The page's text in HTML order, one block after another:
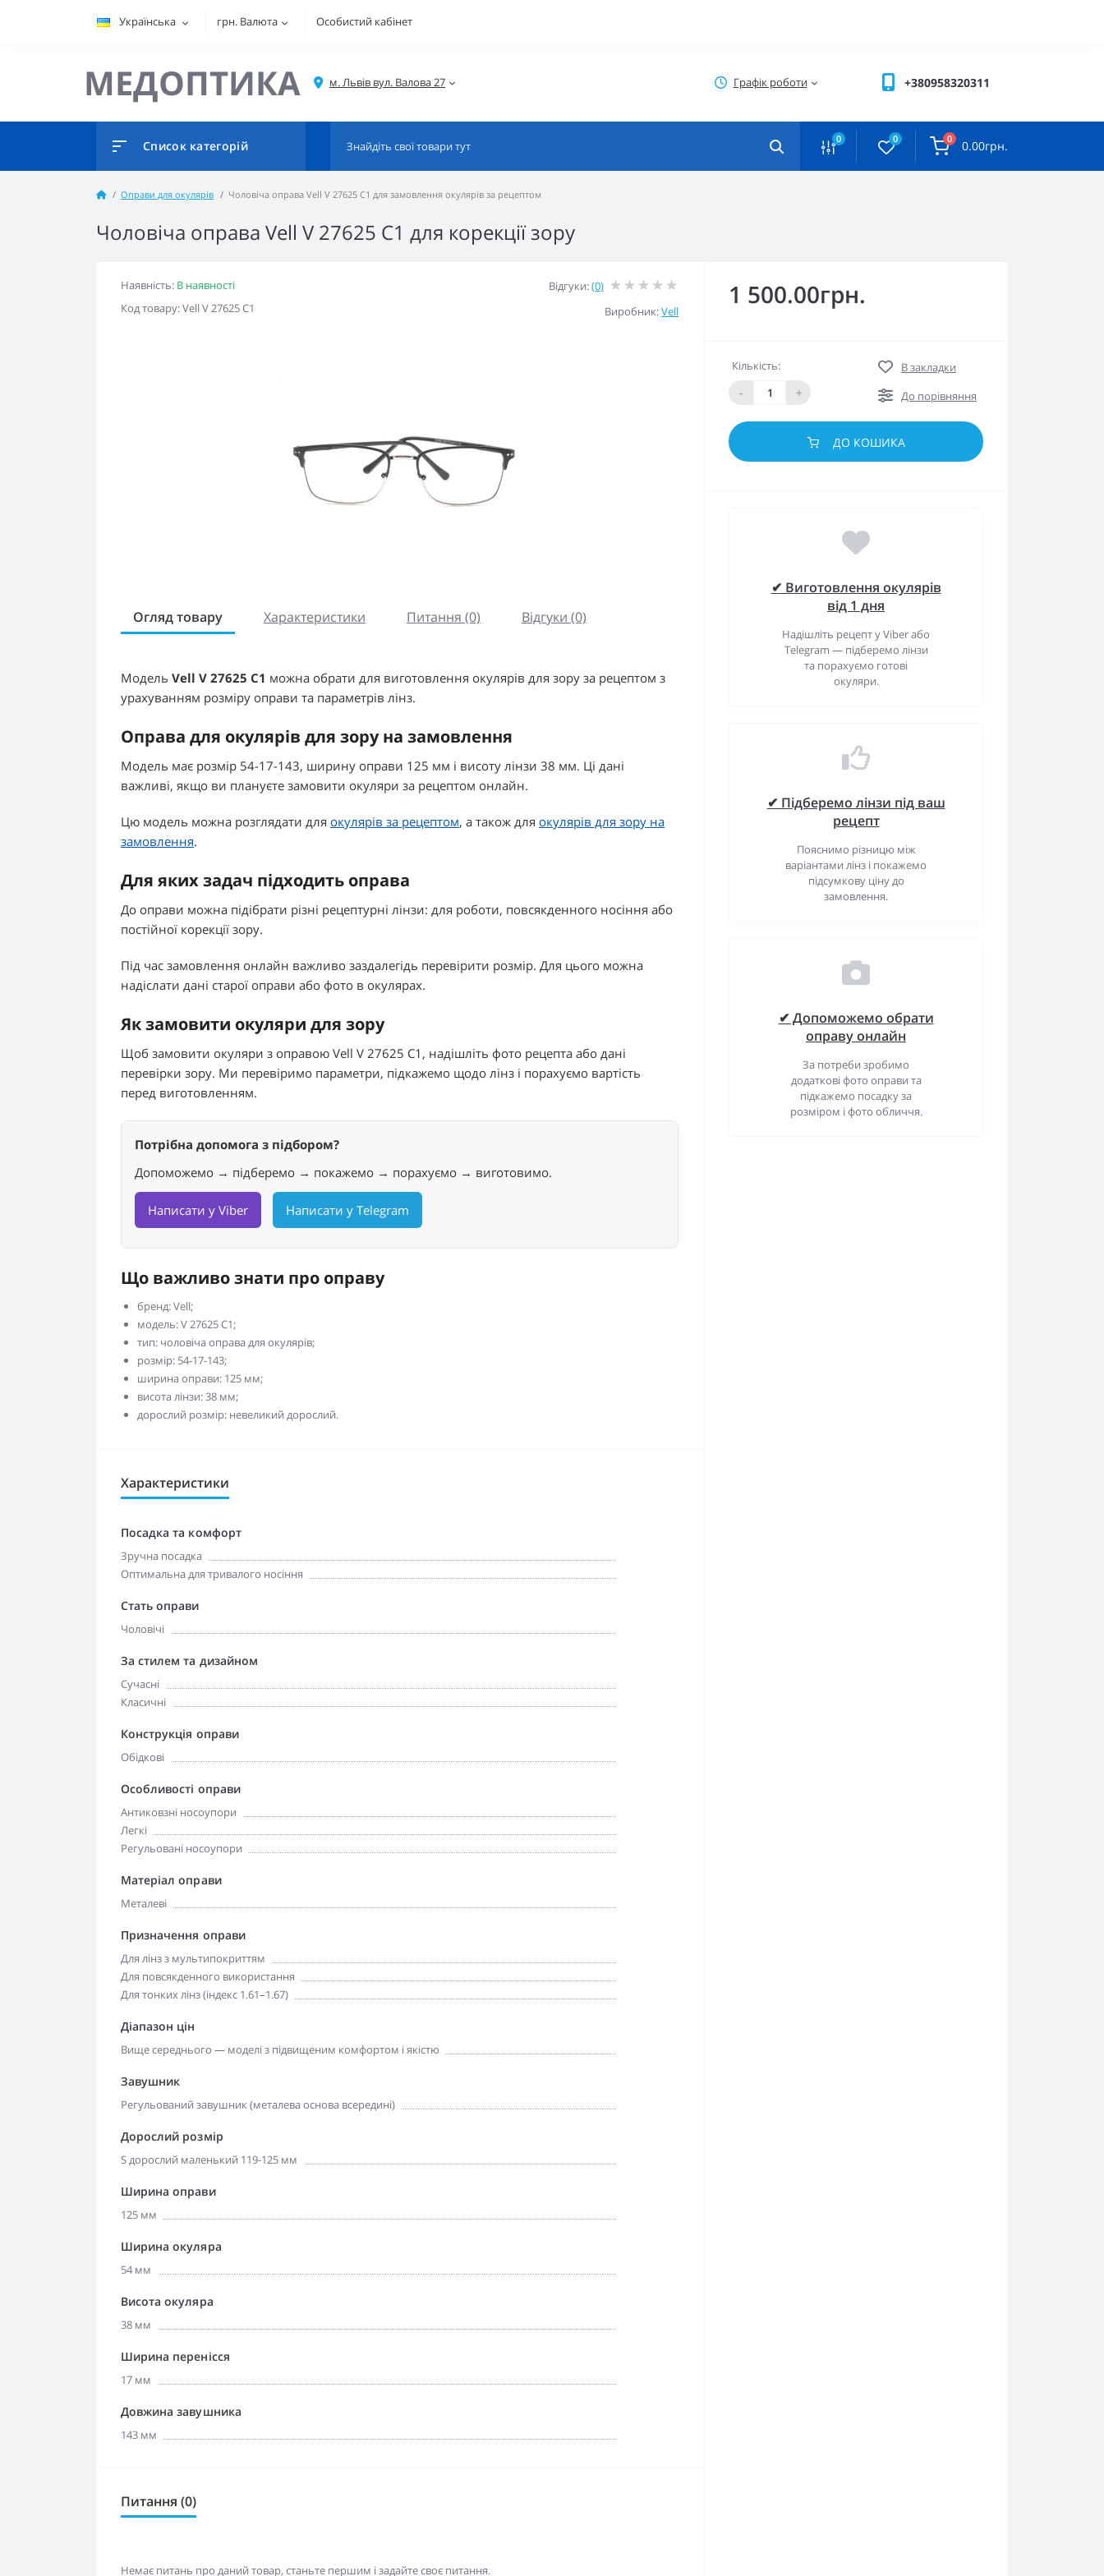
Українська грн. Валюта Особистий кабінет
МЕДОПТИКА Графік роботи +380958320311
Список категорій 0 0 0 0.00грн.
Оправи для окулярів Чоловіча оправа Vell V 27625 C1 для замовлення окулярів за рецептом
Чоловіча оправа Vell V 27625 C1 для корекції зору
Наявність: В наявності
Код товару: Vell V 27625 C1
Відгуки:(0)
Виробник:Vell
Огляд товару Характеристики Питання (0) Відгуки (0)
Модель Vell V 27625 C1 можна обрати для виготовлення окулярів для зору за рецептом з
урахуванням розміру оправи та параметрів лінз.
Оправа для окулярів для зору на замовлення
Модель має розмір 54-17-143, ширину оправи 125 мм і висоту лінзи 38 мм. Ці дані
важливі, якщо ви плануєте замовити окуляри за рецептом онлайн.
Цю модель можна розглядати для окулярів за рецептом, а також для окулярів для зору на
замовлення.
Для яких задач підходить оправа
До оправи можна підібрати різні рецептурні лінзи: для роботи, повсякденного носіння або
постійної корекції зору.
Під час замовлення онлайн важливо заздалегідь перевірити розмір. Для цього можна
надіслати дані старої оправи або фото в окулярах.
Як замовити окуляри для зору
Щоб замовити окуляри з оправою Vell V 27625 C1, надішліть фото рецепта або дані
перевірки зору. Ми перевіримо параметри, підкажемо щодо лінз і порахуємо вартість
перед виготовленням.
Потрібна допомога з підбором?
Допоможемо → підберемо → покажемо → порахуємо → виготовимо.
Написати у Viber Написати у Telegram
Що важливо знати про оправу
бренд: Vell;
модель: V 27625 C1;
тип: чоловіча оправа для окулярів;
розмір: 54-17-143;
ширина оправи: 125 мм;
висота лінзи: 38 мм;
дорослий розмір: невеликий дорослий.
Характеристики
Посадка та комфорт
Зручна посадка
Оптимальна для тривалого носіння
Стать оправи
Чоловічі
За стилем та дизайном
Сучасні
Класичні
Конструкція оправи
Обідкові
Особливості оправи
Антиковзні носоупори
Легкі
Регульовані носоупори
Матеріал оправи
Металеві
Призначення оправи
Для лінз з мультипокриттям
Для повсякденного використання
Для тонких лінз (індекс 1.61–1.67)
Діапазон цін
Вище середнього — моделі з підвищеним комфортом і якістю
Завушник
Регульований завушник (металева основа всередині)
Дорослий розмір
S дорослий маленький 119-125 мм
Ширина оправи
125 мм
Ширина окуляра
54 мм
Висота окуляра
38 мм
Ширина перенісся
17 мм
Довжина завушника
143 мм
Питання (0)
Немає питань про даний товар, станьте першим і задайте своє питання.
1 500.00грн.
Кількість:
-
+
В закладки
До порівняння
ДО КОШИКА
✔ Виготовлення окулярів
від 1 дня
Надішліть рецепт у Viber або
Telegram — підберемо лінзи
та порахуємо готові
окуляри.
✔ Підберемо лінзи під ваш
рецепт
Пояснимо різницю між
варіантами лінз і покажемо
підсумкову ціну до
замовлення.
✔ Допоможемо обрати
оправу онлайн
За потреби зробимо
додаткові фото оправи та
підкажемо посадку за
розміром і фото обличчя.